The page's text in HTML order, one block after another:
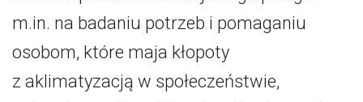
m.in. na badaniu potrzeb i pomaganiu
osobom, które maja kłopoty
z aklimatyzacją w społeczeństwie,